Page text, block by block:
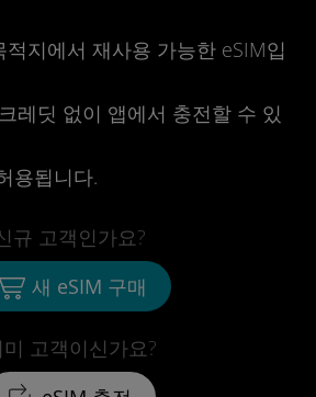
지에서 재사용 가능한 eSIM입
레딧 없이 앱에서 충전할 수 있
용됩니다.
미 고객이신가요?
규 고객인가요?
새 eSIM 구매